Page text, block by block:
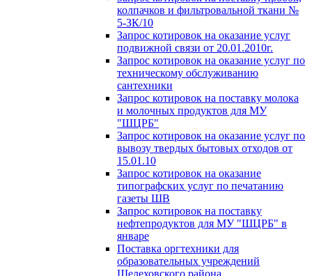
колпачков и фильтровальной ткани №
5-ЗК/10
Запрос котировок на оказание услуг
подвижной связи от 20.01.2010г.
Запрос котировок на оказание услуг по
техническому обслуживанию
сантехники
Запрос котировок на поставку молока
и молочных продуктов для МУ
"ШЦРБ"
Запрос котировок на оказание услуг по
вывозу твердых бытовых отходов от
15.01.10
Запрос котировок на оказание
типографских услуг по печатанию
газеты ШВ
Запрос котировок на поставку
нефтепродуктов для МУ "ШЦРБ" в
январе
Поставка оргтехники для
образовательных учреждений
Шелеховского района